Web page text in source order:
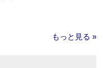
もっと見る »